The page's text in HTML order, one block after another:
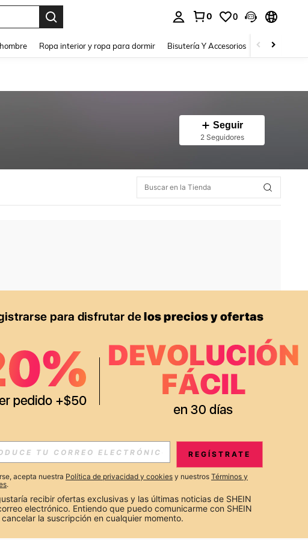
0 0
Ropa interior y ropa para dormir Bisutería Y Accesorios Zapatos
Seguir
2 Seguidores
APP
OFERTAS EXCLUSIVAS, PROMOCIONES Y NOTICIAS DE SHEIN
Suscribir
REGÍSTRATE
acepta nuestra Política de privacidad y cookies y nuestros Términos y
.
recibir ofertas exclusivas y las últimas noticias de SHEIN
electrónico. Entiendo que puedo comunicarme con SHEIN
cancelar la suscripción en cualquier momento.